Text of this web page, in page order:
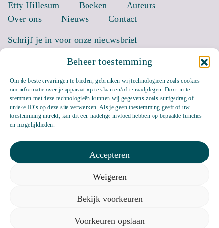
Beheer toestemming
Om de beste ervaringen te bieden, gebruiken wij technologieën zoals cookies
om informatie over je apparaat op te slaan en/of te raadplegen. Door in te
stemmen met deze technologieën kunnen wij gegevens zoals surfgedrag of
unieke ID's op deze site verwerken. Als je geen toestemming geeft of uw
toestemming intrekt, kan dit een nadelige invloed hebben op bepaalde functies
en mogelijkheden.
Accepteren
Weigeren
Bekijk voorkeuren
Voorkeuren opslaan
Etty Hillesum Boeken
Auteurs
Over ons
Nieuws Contact
Schrijf je in voor onze nieuwsbrief
Veelgestelde vragen Cookiebeleid (EU)
Keizersgracht 117 1015 CJ Amsterdam,info@uitgeverijbalans.nl